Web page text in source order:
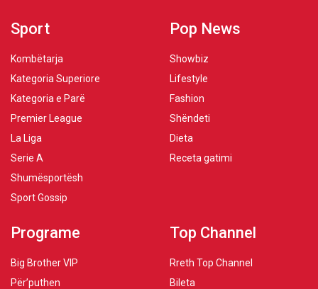
Sport
Kombëtarja
Kategoria Superiore
Kategoria e Parë
Premier League
La Liga
Serie A
Shumësportësh
Sport Gossip
Pop News
Showbiz
Lifestyle
Fashion
Shëndeti
Dieta
Receta gatimi
Programe
Big Brother VIP
Për’puthen
Top Channel
Rreth Top Channel
Bileta